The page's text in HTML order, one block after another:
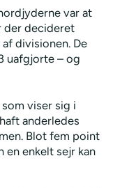
var at
der decideret
divisionen. De
uafgjorte – og
viser sig i
anderledes
Blot fem point
en enkelt sejr kan